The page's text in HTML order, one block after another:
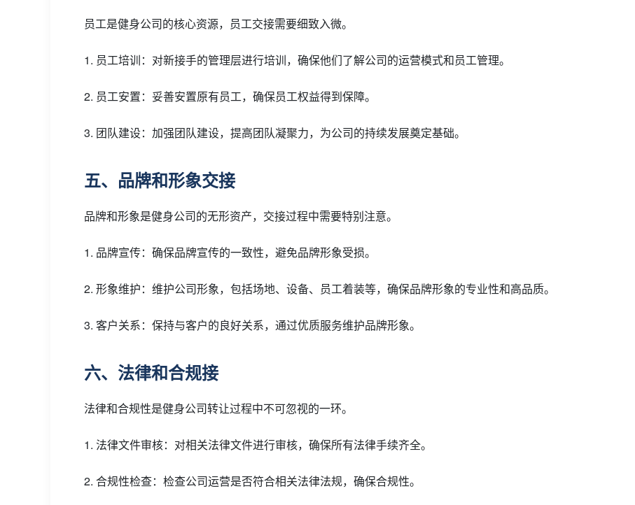
员工是健身公司的核心资源，员工交接需要细致入微。
1. 员工培训：对新接手的管理层进行培训，确保他们了解公司的运营模式和员工管理。
2. 员工安置：妥善安置原有员工，确保员工权益得到保障。
3. 团队建设：加强团队建设，提高团队凝聚力，为公司的持续发展奠定基础。
五、品牌和形象交接
品牌和形象是健身公司的无形资产，交接过程中需要特别注意。
1. 品牌宣传：确保品牌宣传的一致性，避免品牌形象受损。
2. 形象维护：维护公司形象，包括场地、设备、员工着装等，确保品牌形象的专业性和高品质。
3. 客户关系：保持与客户的良好关系，通过优质服务维护品牌形象。
六、法律和合规接
法律和合规性是健身公司转让过程中不可忽视的一环。
1. 法律文件审核：对相关法律文件进行审核，确保所有法律手续齐全。
2. 合规性检查：检查公司运营是否符合相关法律法规，确保合规性。